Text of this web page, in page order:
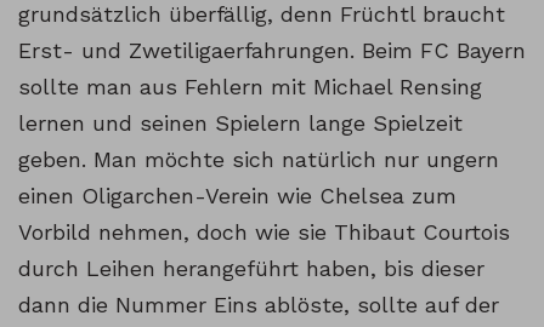
grundsätzlich überfällig, denn Früchtl braucht
Erst- und Zwetiligaerfahrungen. Beim FC Bayern
sollte man aus Fehlern mit Michael Rensing
lernen und seinen Spielern lange Spielzeit
geben. Man möchte sich natürlich nur ungern
einen Oligarchen-Verein wie Chelsea zum
Vorbild nehmen, doch wie sie Thibaut Courtois
durch Leihen herangeführt haben, bis dieser
dann die Nummer Eins ablöste, sollte auf der